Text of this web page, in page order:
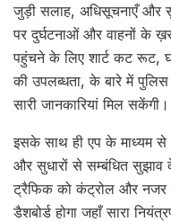
जुड़ी सलाह, अधिसूचनाएँ और
पर दुर्घटनाओं और वाहनों के
पहुंचने के लिए शार्ट कट रूट,
की उपलब्धता, के बारे में पुलिस
सारी जानकारियां मिल सकेंगी।
इसके साथ ही एप के माध्यम से
और सुधारों से सम्बंधित सुझाव
ट्रैफिक को कंट्रोल और नजर
डैशबोर्ड होगा जहाँ सारा